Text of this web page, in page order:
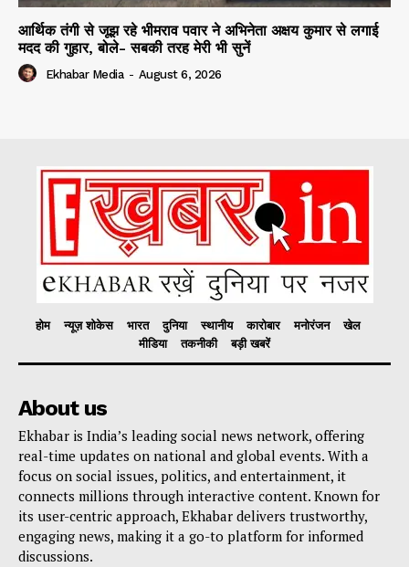
आर्थिक तंगी से जूझ रहे भीमराव पवार ने अभिनेता अक्षय कुमार से लगाई
मदद की गुहार, बोले- सबकी तरह मेरी भी सुनें
Ekhabar Media - August 6, 2026
होम न्यूज़ शोकेस भारत दुनिया स्थानीय कारोबार मनोरंजन
खेल
मीडिया
तकनीकी बड़ी खबरें
About us
Ekhabar is India’s leading social news network, offering
real-time updates on national and global events. With a
focus on social issues, politics, and entertainment, it
connects millions through interactive content. Known for
its user-centric approach, Ekhabar delivers trustworthy,
engaging news, making it a go-to platform for informed
discussions.